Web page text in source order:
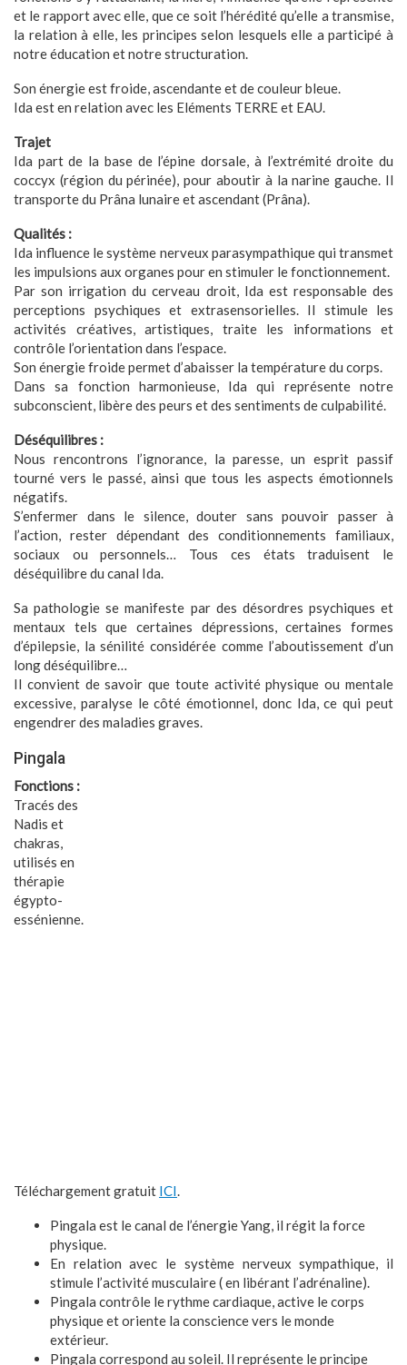
et le rapport avec elle, que ce soit l’hérédité qu’elle a transmise,
la relation à elle, les principes selon lesquels elle a participé à
notre éducation et notre structuration.
Son énergie est froide, ascendante et de couleur bleue.
Ida est en relation avec les Eléments TERRE et EAU.
Trajet
Ida part de la base de l’épine dorsale, à l’extrémité droite du
coccyx (région du périnée), pour aboutir à la narine gauche. Il
transporte du Prâna lunaire et ascendant (Prâna).
Qualités :
Ida influence le système nerveux parasympathique qui transmet
les impulsions aux organes pour en stimuler le fonctionnement.
Par son irrigation du cerveau droit, Ida est responsable des
perceptions psychiques et extrasensorielles. Il stimule les
activités créatives, artistiques, traite les informations et
contrôle l’orientation dans l’espace.
Son énergie froide permet d’abaisser la température du corps.
Dans sa fonction harmonieuse, Ida qui représente notre
subconscient, libère des peurs et des sentiments de culpabilité.
Déséquilibres :
Nous rencontrons l’ignorance, la paresse, un esprit passif
tourné vers le passé, ainsi que tous les aspects émotionnels
négatifs.
S’enfermer dans le silence, douter sans pouvoir passer à
l’action, rester dépendant des conditionnements familiaux,
sociaux ou personnels… Tous ces états traduisent le
déséquilibre du canal Ida.
Sa pathologie se manifeste par des désordres psychiques et
mentaux tels que certaines dépressions, certaines formes
d’épilepsie, la sénilité considérée comme l’aboutissement d’un
long déséquilibre…
Il convient de savoir que toute activité physique ou mentale
excessive, paralyse le côté émotionnel, donc Ida, ce qui peut
engendrer des maladies graves.
Pingala
Fonctions :
Tracés des
Nadis et
chakras,
utilisés en
thérapie
égypto-
essénienne.
Téléchargement gratuit ICI.
Pingala est le canal de l’énergie Yang, il régit la force
physique.
En relation avec le système nerveux sympathique, il
stimule l’activité musculaire ( en libérant l’adrénaline).
Pingala contrôle le rythme cardiaque, active le corps
physique et oriente la conscience vers le monde
extérieur.
Pingala correspond au soleil. Il représente le principe